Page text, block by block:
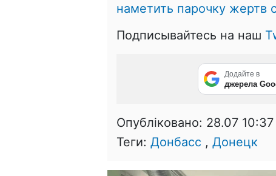
наметить парочку жертв
Подписывайтесь на наш
Додайте в
джерела
Опубліковано: 28.07 10:37
Теги: Донбасс , Донецк